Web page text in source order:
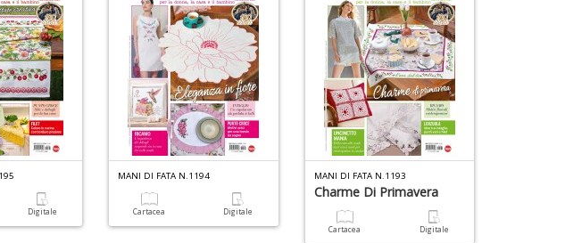
Digitale
MANI DI FATA N.1194
Cartacea Digitale
MANI DI FATA N.1193
Charme Di Primavera
Cartacea Digitale